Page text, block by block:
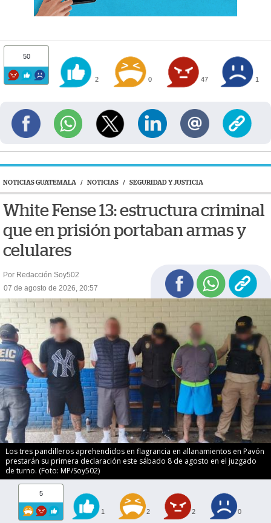
50
2 0 47 1
NOTICIAS GUATEMALA / NOTICIAS / SEGURIDAD Y JUSTICIA
White Fense 13: estructura criminal
que en prisión portaban armas y
celulares
Por Redacción Soy502
07 de agosto de 2026, 20:57
Los tres pandilleros aprehendidos en flagrancia en allanamientos en Pavón
prestarán su primera declaración este sábado 8 de agosto en el juzgado
de turno. (Foto: MP/Soy502)
5
1 2 2 0